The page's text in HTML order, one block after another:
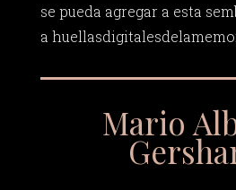
se pueda agregar a esta
a
Mario